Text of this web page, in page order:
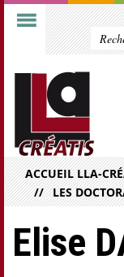
ACCUEIL LLA-
LES
Elise